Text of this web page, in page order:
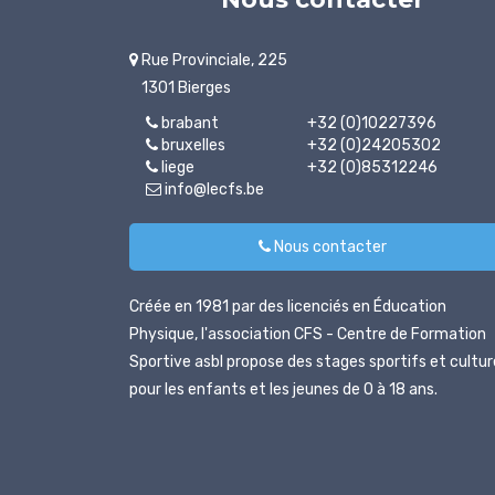
Rue Provinciale, 225
1301 Bierges
brabant
+32 (0)10227396
bruxelles
+32 (0)24205302
liege
+32 (0)85312246
info@lecfs.be
Nous contacter
Créée en 1981 par des licenciés en Éducation
Physique, l'association CFS - Centre de Formation
Sportive asbl propose des stages sportifs et
pour les enfants et les jeunes de 0 à 18 ans.